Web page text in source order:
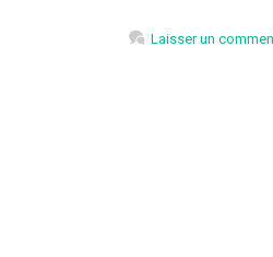
Laisser un